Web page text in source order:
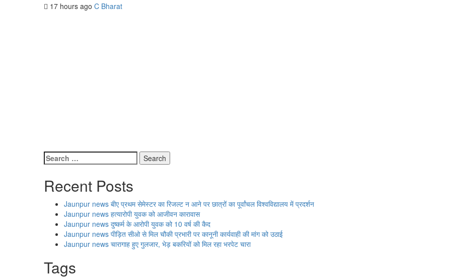
17 hours ago C Bharat
Search
for:
Recent Posts
Jaunpur news बीए प्रथम सेमेस्टर का रिजल्ट न आने पर छात्रों का पूर्वांचल विश्वविद्यालय में प्रदर्शन
Jaunpur news हत्यारोपी युवक को आजीवन कारावास
Jaunpur news दुष्कर्म के आरोपी युवक को 10 वर्ष की कैद
Jaunpur news पीड़ित सीओ से मिल चौकी प्रभारी पर कानूनी कार्यवाही की मांग को उठाई
Jaunpur news चारागाह हुए गुलजार, भेड़ बकरियों को मिल रहा भरपेट चारा
Tags